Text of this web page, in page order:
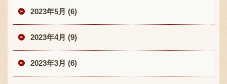
2023年5月 (6)
2023年4月 (9)
2023年3月 (6)